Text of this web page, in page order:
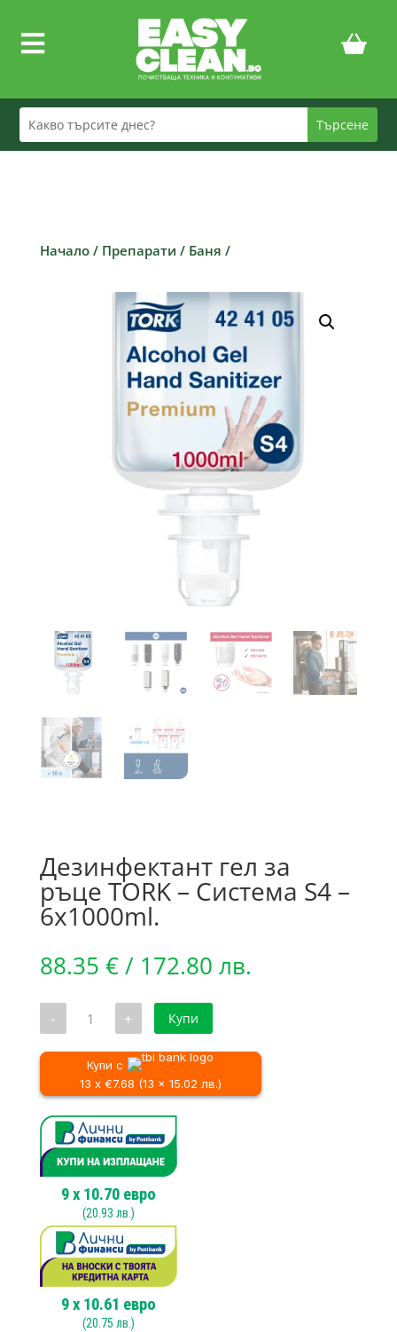

Начало/ Препарати / Баня /
Дезинфектант гел за
ръце TORK – Система S4 –
6х1000ml.
88.35 €/ 172.80 лв.
- количество
Дезинфектант
гел
ръце
TORK
Система
S4
-
6х1000ml.
+ Купи
Купи с
13 x €7.68 (13 x 15.02 лв.)
9x 10.70евро
(20.93 лв.)
9x 10.61 евро
(20.75 лв.)